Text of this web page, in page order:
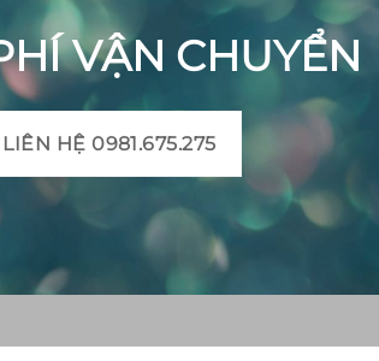
VẬN CHUYỂN
LIÊN HỆ 0981.675.275
THÔNG TIN SẢN PHẨM
Mô tả sản phẩm gạch